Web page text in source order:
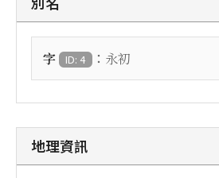
字 ID: 4 ： 永初
地理資訊